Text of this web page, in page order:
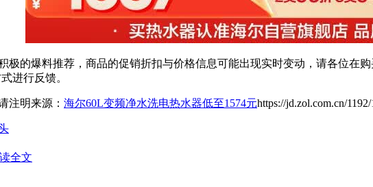
极的爆料推荐，商品的促销折扣与价格信息可能出现实时变动，请各位在
进行反馈。
注明来源： 海尔60L变频净水洗电热水器低至1574元https://jd.zol.com.cn/
全文